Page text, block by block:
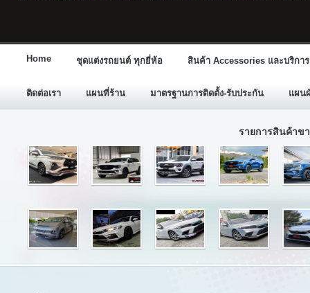
Home ชุดแต่งรถยนต์ ทุกยี่ห้อ สินค้า Accessories และบริการ
ติดต่อเรา แผนที่ร้าน มาตรฐานการติดตั้ง-รับประกัน แผน
รายการสินค้าข